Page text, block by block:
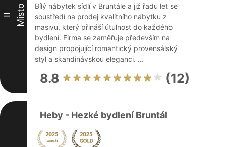
II Místo
Bílý nábytek sídlí v Bruntále a již řadu let se
soustředí na prodej kvalitního nábytku z
masivu, který přináší útulnost do každého
bydlení. Firma se zaměřuje především na
design propojující romantický provensálský
styl a skandinávskou eleganci. ...
8.8 (12)
Heby - Hezké bydlení Bruntál